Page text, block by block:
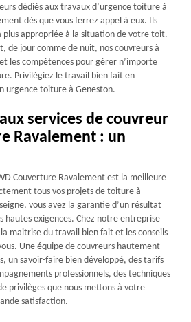
dédiés aux travaux d’urgence toiture à
dès que vous ferrez appel à eux. Ils
appropriée à la situation de votre toit.
de jour comme de nuit, nos couvreurs à
les compétences pour gérer n’importe
Privilégiez le travail bien fait en
urgence toiture à Geneston.
services de couvreur
Ravalement : un
Couverture Ravalement est la meilleure
tous vos projets de toiture à
vous avez la garantie d’un résultat
hautes exigences. Chez notre entreprise
maitrise du travail bien fait et les conseils
Une équipe de couvreurs hautement
un savoir-faire bien développé, des tarifs
professionnels, des techniques
privilèges que nous mettons à votre
satisfaction.